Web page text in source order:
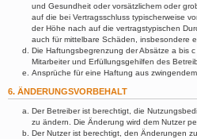
und Gesundheit oder vorsätzlichem oder
auf die bei Vertragsschluss typischerweise
der Höhe nach auf die vertragstypischen
auch für mittelbare Schäden, insbesondere
Die Haftungsbegrenzung der Absätze a bis
Mitarbeiter und Erfüllungsgehilfen des
Ansprüche für eine Haftung aus
6. ÄNDERUNGSVORBEHALT
Der Betreiber ist berechtigt, die
zu ändern. Die Änderung wird dem Nutzer
Der Nutzer ist berechtigt, den Änderungen